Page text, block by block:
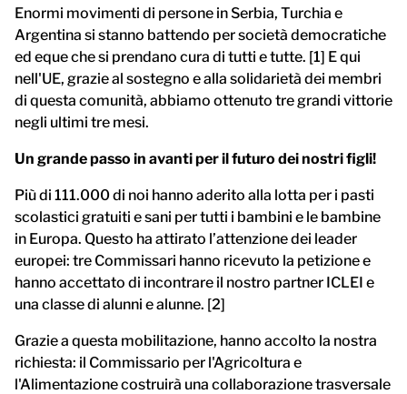
Enormi movimenti di persone in Serbia, Turchia e
Argentina si stanno battendo per società democratiche
ed eque che si prendano cura di tutti e tutte. [1] E qui
nell'UE, grazie al sostegno e alla solidarietà dei membri
di questa comunità, abbiamo ottenuto tre grandi vittorie
negli ultimi tre mesi.
Un grande passo in avanti per il futuro dei nostri figli!
Più di 111.000 di noi hanno aderito alla lotta per i pasti
scolastici gratuiti e sani per tutti i bambini e le bambine
in Europa. Questo ha attirato l’attenzione dei leader
europei: tre Commissari hanno ricevuto la petizione e
hanno accettato di incontrare il nostro partner ICLEI e
una classe di alunni e alunne. [2]
Grazie a questa mobilitazione, hanno accolto la nostra
richiesta: il Commissario per l'Agricoltura e
l'Alimentazione costruirà una collaborazione trasversale